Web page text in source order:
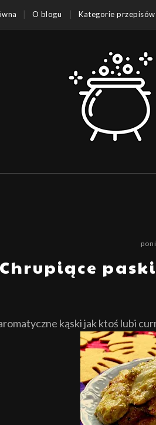
O blogu Kategorie przepisów
Chrupiące
kąski jak ktoś lubi